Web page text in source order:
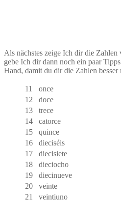
Als nächstes zeige Ich dir die Zahlen
gebe Ich dir dann noch ein paar
Hand, damit du dir die Zahlen besser
11
once
12
doce
13
trece
14
catorce
15
quince
16
dieciséis
17
diecisiete
18
dieciocho
19
diecinueve
20
veinte
21
veintiuno